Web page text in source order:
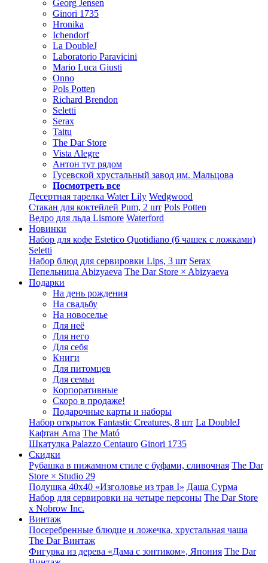
Georg Jensen
Ginori 1735
Hronika
Ichendorf
La DoubleJ
Laboratorio Paravicini
Mario Luca Giusti
Onno
Pols Potten
Richard Brendon
Seletti
Serax
Taitu
The Dar Store
Vista Alegre
Антон тут рядом
Гусевской хрустальный завод им. Мальцова
Посмотреть все
Десертная тарелка Water Lily Wedgwood
Стакан для коктейлей Pum, 2 шт Pols Potten
Ведро для льда Lismore Waterford
Новинки
Набор для кофе Estetico Quotidiano (6 чашек с ложками)
Seletti
Набор блюд для сервировки Lips, 3 шт Serax
Пепельница Abizyaeva The Dar Store × Abizyaeva
Подарки
На день рождения
На свадьбу
На новоселье
Для неё
Для него
Для себя
Книги
Для питомцев
Для семьи
Корпоративные
Скоро в продаже!
Подарочные карты и наборы
Набор открыток Fantastic Creatures, 8 шт La DoubleJ
Кафтан Ama The Mató
Шкатулка Palazzo Centauro Ginori 1735
Скидки
Рубашка в пижамном стиле с буфами, сливочная The Dar
Store × Studio 29
Подушка 40x40 «Изголовье из трав I» Даша Сурма
Набор для сервировки на четыре персоны The Dar Store
х Nobrow Inc.
Винтаж
Посеребренные блюдце и ложечка, хрустальная чаша
The Dar Винтаж
Фигурка из дерева «Дама с зонтиком», Япония The Dar